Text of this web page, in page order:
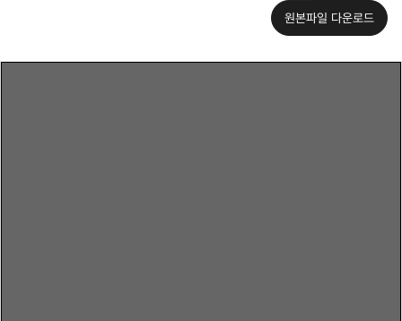
원본파일 다운로드